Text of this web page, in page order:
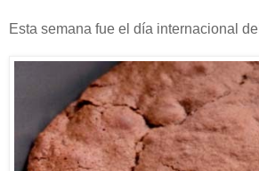
Esta semana fue el día internacional del